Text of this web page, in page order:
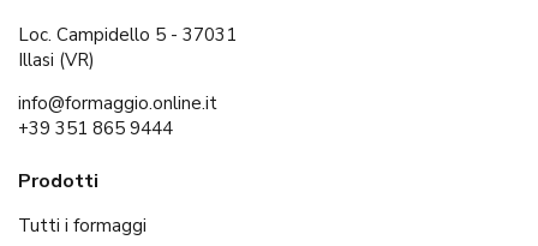
Loc. Campidello 5 - 37031
Illasi (VR)
info@formaggio.online.it
+39 351 865 9444
Prodotti
Tutti i formaggi